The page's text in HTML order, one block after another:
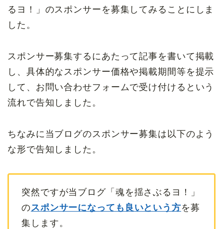
るヨ！」のスポンサーを募集してみることにしま
した。
スポンサー募集するにあたって記事を書いて掲載
し、具体的なスポンサー価格や掲載期間等を提示
して、お問い合わせフォームで受け付けるという
流れで告知しました。
ちなみに当ブログのスポンサー募集は以下のよう
な形で告知しました。
突然ですが当ブログ「魂を揺さぶるヨ！」
のスポンサーになっても良いという方を募
集します。